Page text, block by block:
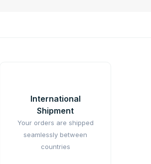
International
Shipment
Your orders are shipped
seamlessly between
countries